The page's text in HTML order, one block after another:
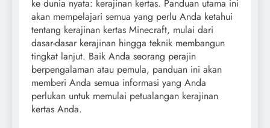
ke dunia nyata: kerajinan kertas. Panduan utama ini
akan mempelajari semua yang perlu Anda ketahui
tentang kerajinan kertas Minecraft, mulai dari
dasar-dasar kerajinan hingga teknik membangun
tingkat lanjut. Baik Anda seorang perajin
berpengalaman atau pemula, panduan ini akan
memberi Anda semua informasi yang Anda
perlukan untuk memulai petualangan kerajinan
kertas Anda.